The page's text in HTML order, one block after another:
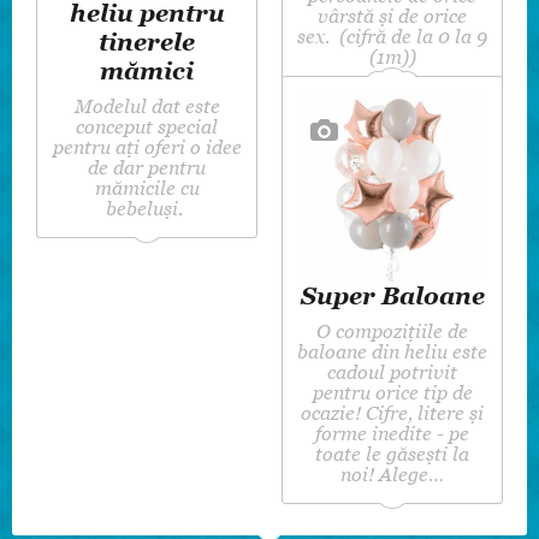
vârstă și de orice
sex. (cifră de la 0 la 9
(1m))
heliu pentru
tinerele
mămici
Modelul dat este
conceput special
pentru ați oferi o idee
de dar pentru
mămicile cu
bebeluși.
Super Baloane
O compozițiile de
baloane din heliu este
cadoul potrivit
pentru orice tip de
ocazie! Cifre, litere și
forme inedite - pe
toate le găsești la
noi! Alege…